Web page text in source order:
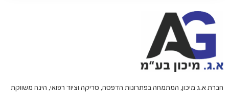
חברת א.ג מיכון, המתמחה בפתרונות הדפסה, סריקה וציוד רפואי, הינה משווקת